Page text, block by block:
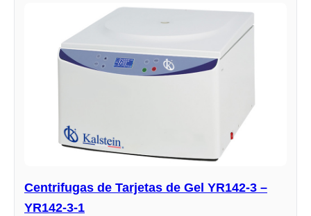
Centrifugas de Tarjetas de Gel YR142-3 –
YR142-3-1